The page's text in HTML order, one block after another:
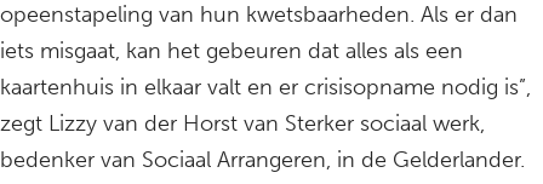
opeenstapeling van hun kwetsbaarheden. Als er dan
iets misgaat, kan het gebeuren dat alles als een
kaartenhuis in elkaar valt en er crisisopname nodig is”,
zegt Lizzy van der Horst van Sterker sociaal werk,
bedenker van Sociaal Arrangeren, in de Gelderlander.